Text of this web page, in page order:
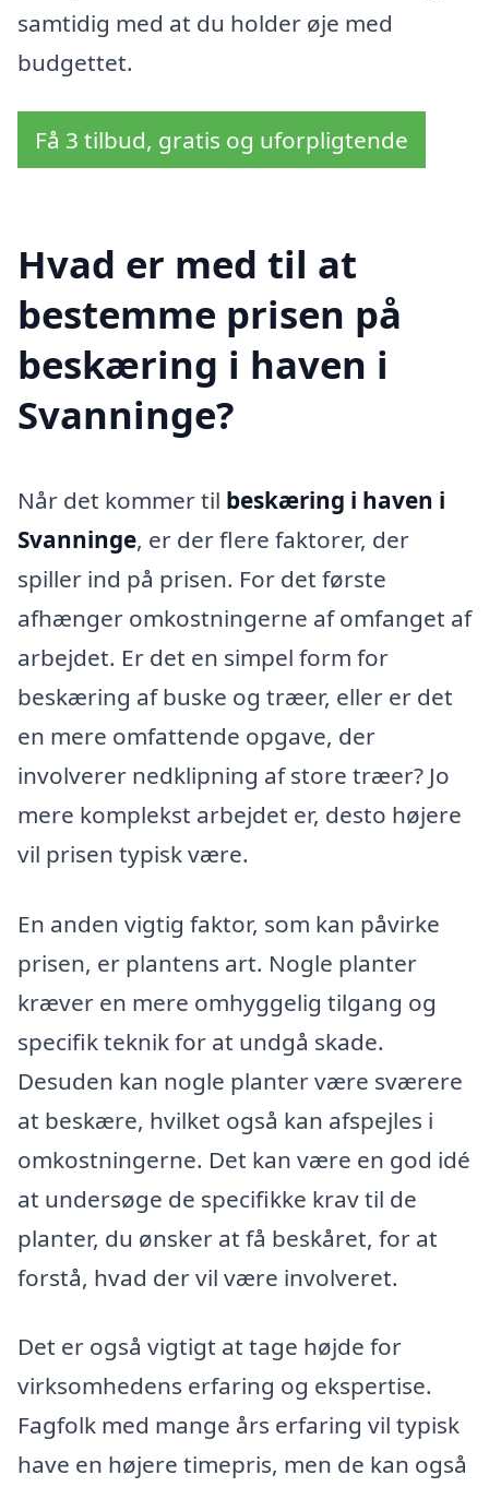
samtidig med at du holder øje med
budgettet.
Få 3 tilbud, gratis og uforpligtende
Hvad er med til at
bestemme prisen på
beskæring i haven i
Svanninge?
Når det kommer til beskæring i haven i
Svanninge, er der flere faktorer, der
spiller ind på prisen. For det første
afhænger omkostningerne af omfanget af
arbejdet. Er det en simpel form for
beskæring af buske og træer, eller er det
en mere omfattende opgave, der
involverer nedklipning af store træer? Jo
mere komplekst arbejdet er, desto højere
vil prisen typisk være.
En anden vigtig faktor, som kan påvirke
prisen, er plantens art. Nogle planter
kræver en mere omhyggelig tilgang og
specifik teknik for at undgå skade.
Desuden kan nogle planter være sværere
at beskære, hvilket også kan afspejles i
omkostningerne. Det kan være en god idé
at undersøge de specifikke krav til de
planter, du ønsker at få beskåret, for at
forstå, hvad der vil være involveret.
Det er også vigtigt at tage højde for
virksomhedens erfaring og ekspertise.
Fagfolk med mange års erfaring vil typisk
have en højere timepris, men de kan også